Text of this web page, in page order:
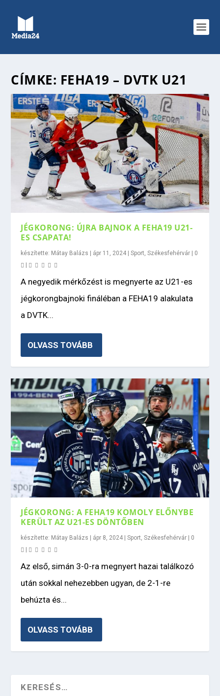
CÍMKE: FEHA19 – DVTK U21
JÉGKORONG: ÚJRA BAJNOK A FEHA19 U21-
ES CSAPATA!
készítette: Mátay Balázs | ápr 11, 2024 |Sport ,Székesfehérvár | 0
|
A negyedik mérkőzést is megnyerte az U21-es
jégkorongbajnoki fináléban a FEHA19 alakulata
a DVTK...
OLVASS TOVÁBB
JÉGKORONG: A FEHA19 KOMOLY ELŐNYBE
KERÜLT AZ U21-ES DÖNTŐBEN
készítette: Mátay Balázs | ápr 8, 2024 |Sport ,Székesfehérvár | 0
|
Az első, simán 3-0-ra megnyert hazai találkozó
után sokkal nehezebben ugyan, de 2-1-re
behúzta és...
OLVASS TOVÁBB